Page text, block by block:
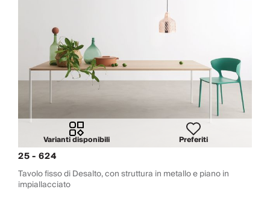
Varianti disponibili Preferiti
25 - 624
Tavolo fisso di Desalto, con struttura in metallo e piano in
impiallacciato